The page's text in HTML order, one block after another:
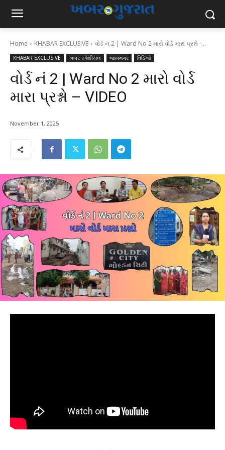
Home KHABAR EXCLUSIVE વોર્ડ નં 2 | Ward No 2 મારો વોર્ડ મારા પ્રશ્નો -...
KHABAR EXCLUSIVE ખબર સ્પેશીયલ જામનગર વિડિઓ
વોર્ડ નં 2 | Ward No 2 મારો વોર્ડ
મારા પ્રશ્નો – VIDEO
November 1, 2025